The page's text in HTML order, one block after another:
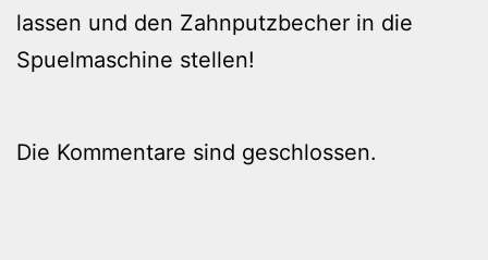
lassen und den Zahnputzbecher in die
Spuelmaschine stellen!
Die Kommentare sind geschlossen.